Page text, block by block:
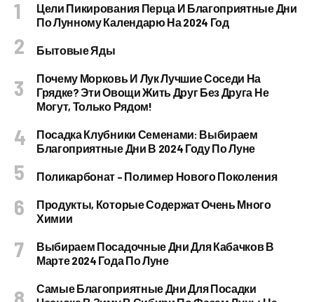
Цели Пикирования Перца И Благоприятные Дни
По Лунному Календарю На 2024 Год
Бытовые Яды
Почему Морковь И Лук Лучшие Соседи На
Грядке? Эти Овощи Жить Друг Без Друга Не
Могут, Только Рядом!
Посадка Клубники Семенами: Выбираем
Благоприятные Дни В 2024 Году По Луне
Поликарбонат – Полимер Нового Поколения
Продукты, Которые Содержат Очень Много
Химии
Выбираем Посадочные Дни Для Кабачков В
Марте 2024 Года По Луне
Самые Благоприятные Дни Для Посадки